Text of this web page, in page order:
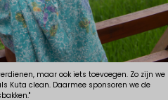
maar ook iets toevoegen. Zo zijn we
Kuta clean. Daarmee sponsoren we de